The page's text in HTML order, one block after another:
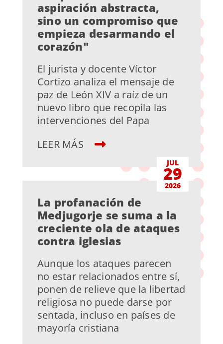
aspiración abstracta,
sino un compromiso que
empieza desarmando el
corazón"
El jurista y docente Víctor
Cortizo analiza el mensaje de
paz de León XIV a raíz de un
nuevo libro que recopila las
intervenciones del Papa
LEER MÁS
JUL
29
2026
La profanación de
Medjugorje se suma a la
creciente ola de ataques
contra iglesias
Aunque los ataques parecen
no estar relacionados entre sí,
ponen de relieve que la libertad
religiosa no puede darse por
sentada, incluso en países de
mayoría cristiana